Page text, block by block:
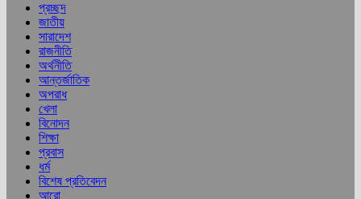
প্রচ্ছদ
জাতীয়
সারাদেশ
রাজনীতি
অর্থনীতি
আন্তর্জাতিক
অপরাধ
খেলা
বিনোদন
শিক্ষা
প্রবাস
ধর্ম
বিশেষ প্রতিবেদন
আরো